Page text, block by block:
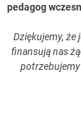
pedagog
Dziękujemy,
finansują nas